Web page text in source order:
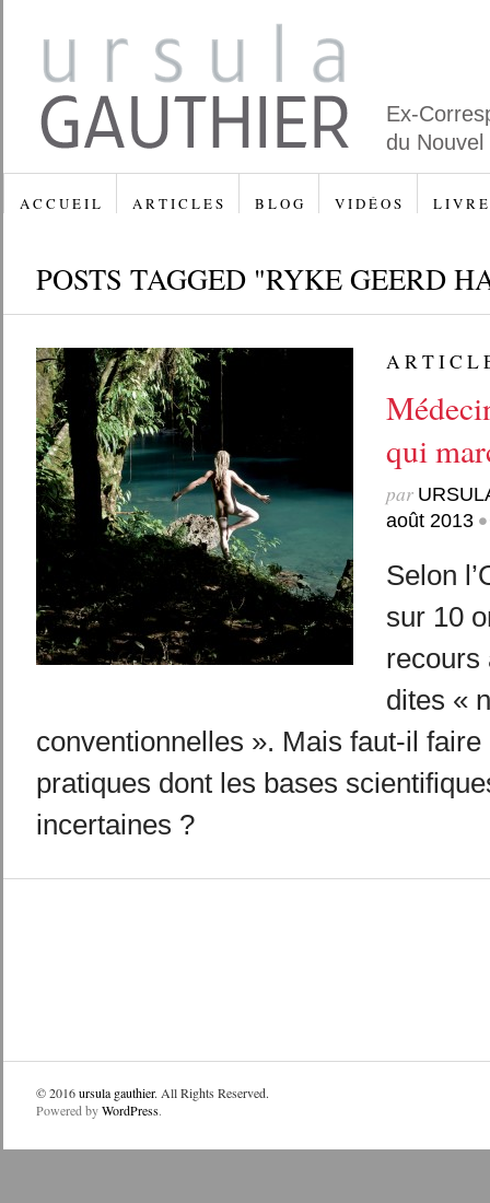
Ex-
du
A C C U E I L A R T I C L E S B L O G V I D É O S L I V R E
POSTS TAGGED "RYKE GEERD
A R T I C L
qui
par
août 2013 •
Selon
sur 10
recours
dites «
conventionnelles ». Mais faut-il
pratiques dont les bases
incertaines ?
© 2016ursula gauthier. All Rights Reserved.
Powered byWordPress.